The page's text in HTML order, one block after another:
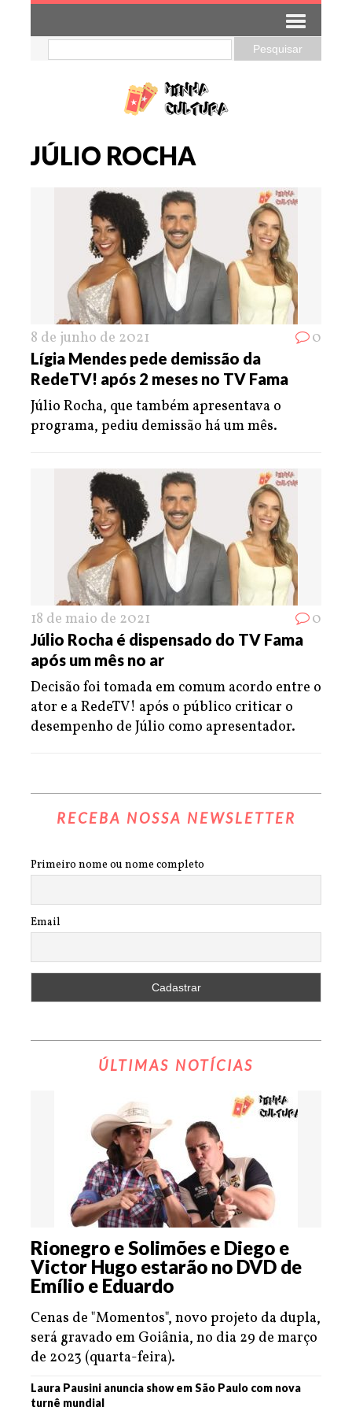
JÚLIO ROCHA
8 de junho de 2021 0
Lígia Mendes pede demissão da
RedeTV! após 2 meses no TV Fama
Júlio Rocha, que também apresentava o
programa, pediu demissão há um mês.
18 de maio de 2021 0
Júlio Rocha é dispensado do TV Fama
após um mês no ar
Decisão foi tomada em comum acordo entre o
ator e a RedeTV! após o público criticar o
desempenho de Júlio como apresentador.
RECEBA NOSSA NEWSLETTER
Primeiro nome ou nome completo
Email
ÚLTIMAS NOTÍCIAS
Rionegro e Solimões e Diego e
Victor Hugo estarão no DVD de
Emílio e Eduardo
Cenas de "Momentos", novo projeto da dupla,
será gravado em Goiânia, no dia 29 de março
de 2023 (quarta-feira).
Laura Pausini anuncia show em São Paulo com nova
turnê mundial